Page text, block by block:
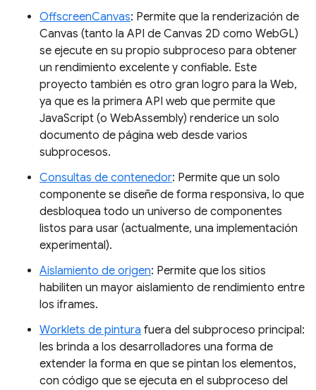
OffscreenCanvas: Permite que la renderización de
Canvas (tanto la API de Canvas 2D como WebGL)
se ejecute en su propio subproceso para obtener
un rendimiento excelente y confiable. Este
proyecto también es otro gran logro para la Web,
ya que es la primera API web que permite que
JavaScript (o WebAssembly) renderice un solo
documento de página web desde varios
subprocesos.
Consultas de contenedor: Permite que un solo
componente se diseñe de forma responsiva, lo que
desbloquea todo un universo de componentes
listos para usar (actualmente, una implementación
experimental).
Aislamiento de origen: Permite que los sitios
habiliten un mayor aislamiento de rendimiento entre
los iframes.
Worklets de pintura fuera del subproceso principal:
les brinda a los desarrolladores una forma de
extender la forma en que se pintan los elementos,
con código que se ejecuta en el subproceso del